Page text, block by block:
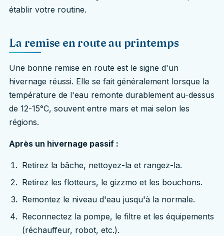
établir votre routine.
La remise en route au printemps
Une bonne remise en route est le signe d'un
hivernage réussi. Elle se fait généralement lorsque la
température de l'eau remonte durablement au-dessus
de 12-15°C, souvent entre mars et mai selon les
régions.
Après un hivernage passif :
Retirez la bâche, nettoyez-la et rangez-la.
Retirez les flotteurs, le gizzmo et les bouchons.
Remontez le niveau d'eau jusqu'à la normale.
Reconnectez la pompe, le filtre et les équipements
(réchauffeur, robot, etc.).